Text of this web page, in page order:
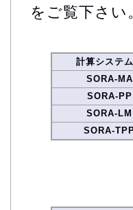
をご覧下さい
計算システ
SORA-MA
SORA-PP
SORA-LM
SORA-